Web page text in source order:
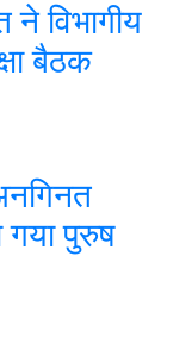
ने विभागीय
बैठक
गया पुरुष